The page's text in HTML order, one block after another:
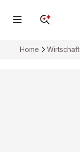
Home Wirtschaft